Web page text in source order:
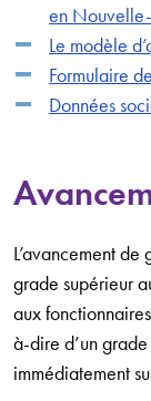
en
Le modèle
Formulaire
Données
L’avancement
grade supérieur
aux
à-dire d’un
immédiatement